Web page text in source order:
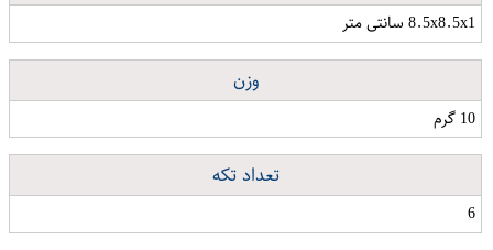
8.5x8.5x1 سانتی متر
وزن
10 گرم
تعداد تکه
6